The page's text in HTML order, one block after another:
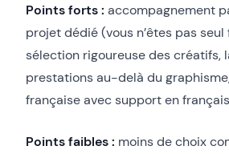
Points forts : accompagnement
projet dédié (vous n’êtes pas seul
sélection rigoureuse des créatifs,
prestations au-delà du
française avec support en
Points faibles : moins de choix